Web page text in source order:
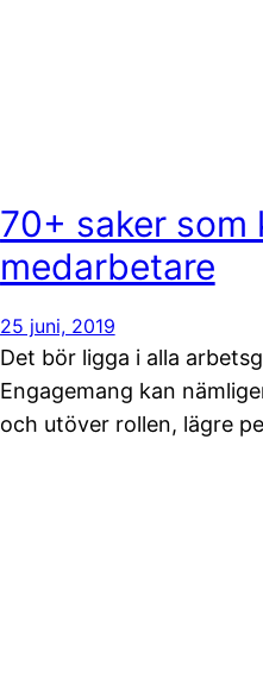
70+ saker som
medarbetare
25 juni, 2019
Det bör ligga i alla
Engagemang kan
och utöver rollen, lägre